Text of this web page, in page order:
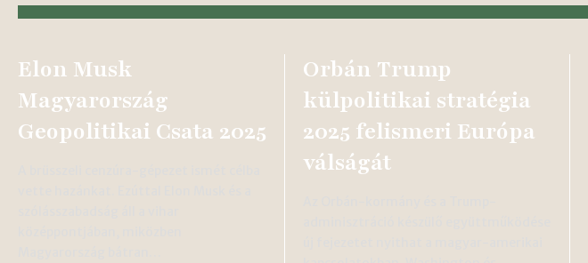
Elon Musk
Magyarország
Geopolitikai Csata 2025
Orbán Trump
külpolitikai stratégia
2025 felismeri Európa
válságát